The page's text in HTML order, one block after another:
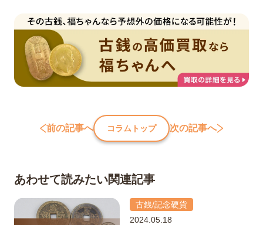
前の記事へ コラムトップ 次の記事へ
あわせて読みたい関連記事
古銭/記念硬貨
2024.05.18